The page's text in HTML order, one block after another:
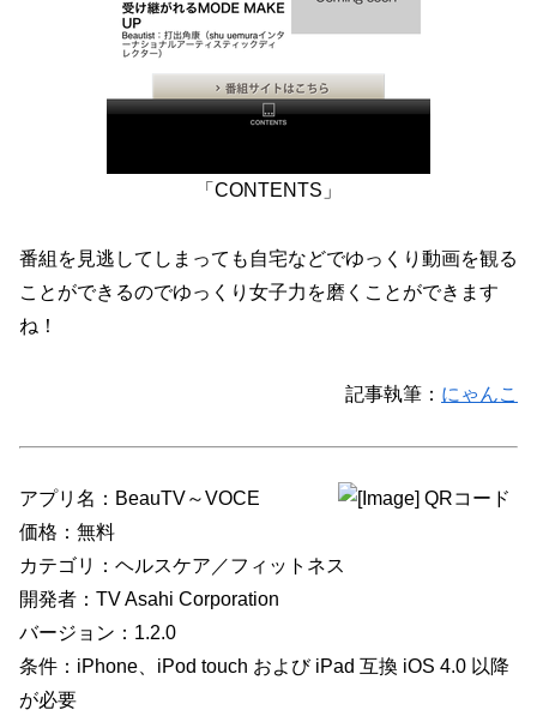
「CONTENTS」
番組を見逃してしまっても自宅などでゆっくり動画を観る
ことができるのでゆっくり女子力を磨くことができます
ね！
記事執筆： にゃんこ
アプリ名：BeauTV～VOCE
価格：無料
カテゴリ：ヘルスケア／フィットネス
開発者：TV Asahi Corporation
バージョン：1.2.0
条件：iPhone、iPod touch および iPad 互換 iOS 4.0 以降
が必要